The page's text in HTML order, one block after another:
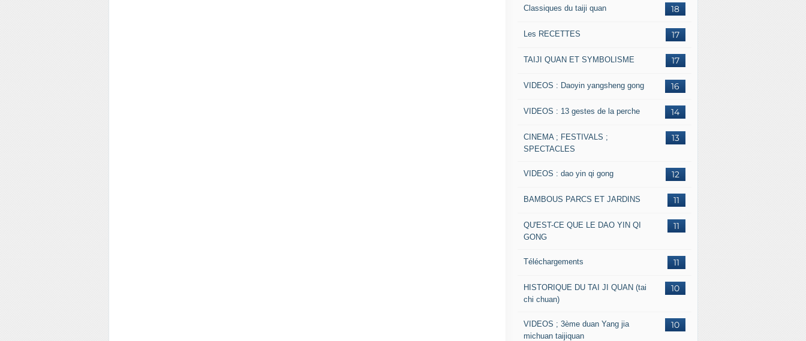
18
Classiques du taiji quan
17
Les RECETTES
17
TAIJI QUAN ET SYMBOLISME
16
VIDEOS : Daoyin yangsheng gong
14
VIDEOS : 13 gestes de la perche
13
CINEMA ; FESTIVALS ;
SPECTACLES
12
VIDEOS : dao yin qi gong
11
BAMBOUS PARCS ET JARDINS
11
QU'EST-CE QUE LE DAO YIN QI
GONG
11
Téléchargements
10
HISTORIQUE DU TAI JI QUAN (tai
chi chuan)
10
VIDEOS ; 3ème duan Yang jia
michuan taijiquan